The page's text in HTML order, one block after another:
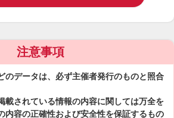
注意事項
のデータは、必ず主催者発行のものと照合
載されている情報の内容に関しては万全を
内容の正確性および安全性を保証するもの